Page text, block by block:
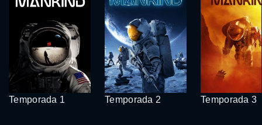
Temporada 1 Temporada 2 Temporada 3